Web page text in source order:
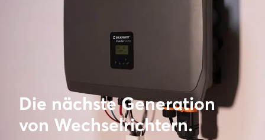
Die nächste Generation
von Wechselrichtern.